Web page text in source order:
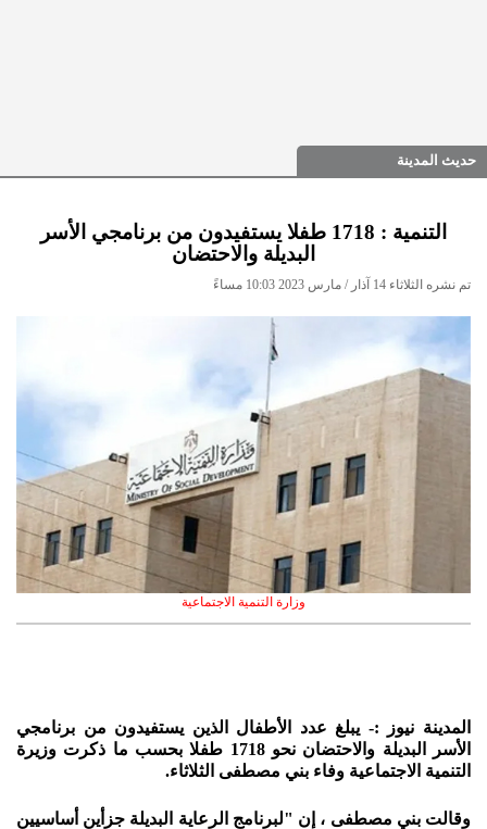
حديث المدينة
التنمية : 1718 طفلا يستفيدون من برنامجي الأسر
البديلة والاحتضان
تم نشره الثلاثاء 14 آذار / مارس 2023 10:03 مساءً
وزارة التنمية الاجتماعية
المدينة نيوز :- يبلغ عدد الأطفال الذين يستفيدون من برنامجي
الأسر البديلة والاحتضان نحو 1718 طفلا بحسب ما ذكرت وزيرة
التنمية الاجتماعية وفاء بني مصطفى الثلاثاء.
وقالت بني مصطفى ، إن "لبرنامج الرعاية البديلة جزأين أساسيين